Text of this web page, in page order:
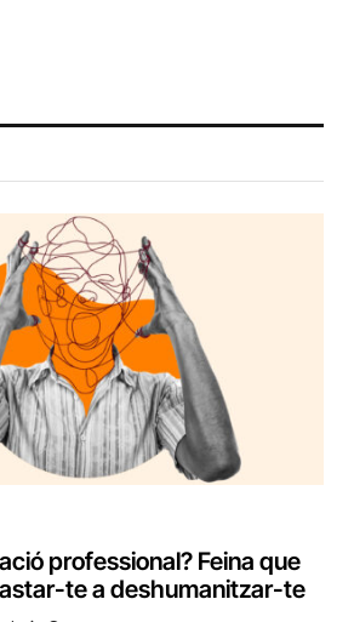
professional? Feina que
te a deshumanitzar-te